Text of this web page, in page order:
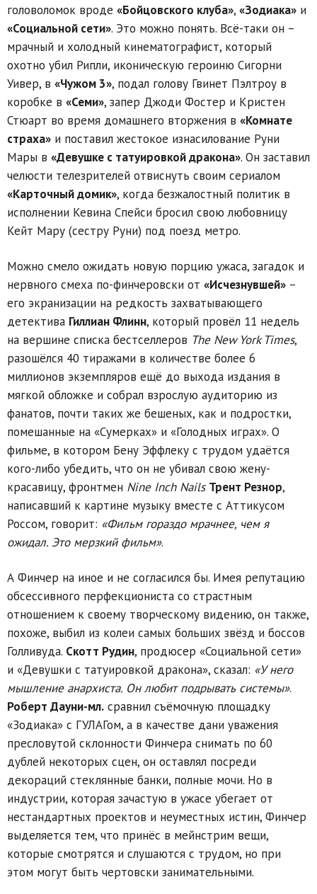
головоломок вроде «Бойцовского клуба», «Зодиака» и
«Социальной сети». Это можно понять. Всё-таки он –
мрачный и холодный кинематографист, который
охотно убил Рипли, иконическую героиню Сигорни
Уивер, в «Чужом 3», подал голову Гвинет Пэлтроу в
коробке в «Семи», запер Джоди Фостер и Кристен
Стюарт во время домашнего вторжения в «Комнате
страха» и поставил жестокое изнасилование Руни
Мары в «Девушке с татуировкой дракона». Он заставил
челюсти телезрителей отвиснуть своим сериалом
«Карточный домик», когда безжалостный политик в
исполнении Кевина Спейси бросил свою любовницу
Кейт Мару (сестру Руни) под поезд метро.
Можно смело ожидать новую порцию ужаса, загадок и
нервного смеха по-финчеровски от «Исчезнувшей» –
его экранизации на редкость захватывающего
детектива Гиллиан Флинн, который провёл 11 недель
на вершине списка бестселлеров The New York Times,
разошёлся 40 тиражами в количестве более 6
миллионов экземпляров ещё до выхода издания в
мягкой обложке и собрал взрослую аудиторию из
фанатов, почти таких же бешеных, как и подростки,
помешанные на «Сумерках» и «Голодных играх». О
фильме, в котором Бену Эффлеку с трудом удаётся
кого-либо убедить, что он не убивал свою жену-
красавицу, фронтмен Nine Inch Nails Трент Резнор,
написавший к картине музыку вместе с Аттикусом
Россом, говорит: «Фильм гораздо мрачнее, чем я
ожидал. Это мерзкий фильм».
А Финчер на иное и не согласился бы. Имея репутацию
обсессивного перфекциониста со страстным
отношением к своему творческому видению, он также,
похоже, выбил из колеи самых больших звёзд и боссов
Голливуда. Скотт Рудин, продюсер «Социальной сети»
и «Девушки с татуировкой дракона», сказал: «У него
мышление анархиста. Он любит подрывать системы».
Роберт Дауни-мл. сравнил съёмочную площадку
«Зодиака» с ГУЛАГом, а в качестве дани уважения
пресловутой склонности Финчера снимать по 60
дублей некоторых сцен, он оставлял посреди
декораций стеклянные банки, полные мочи. Но в
индустрии, которая зачастую в ужасе убегает от
нестандартных проектов и неуместных истин, Финчер
выделяется тем, что принёс в мейнстрим вещи,
которые смотрятся и слушаются с трудом, но при
этом могут быть чертовски занимательными.